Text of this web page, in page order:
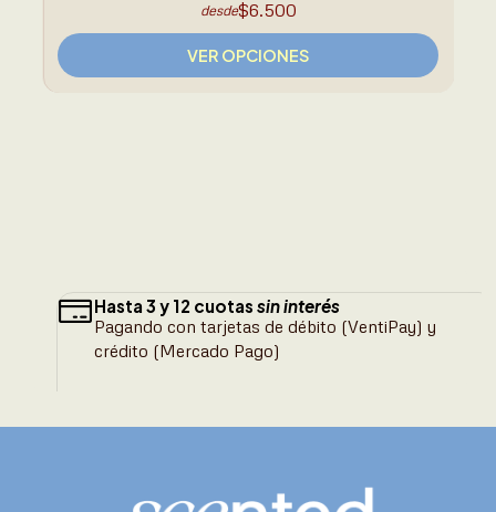
desde$6.500
VER OPCIONES
Hasta 3 y 12 cuotas sin interés
Pagando con tarjetas de débito (VentiPay) y
crédito (Mercado Pago)